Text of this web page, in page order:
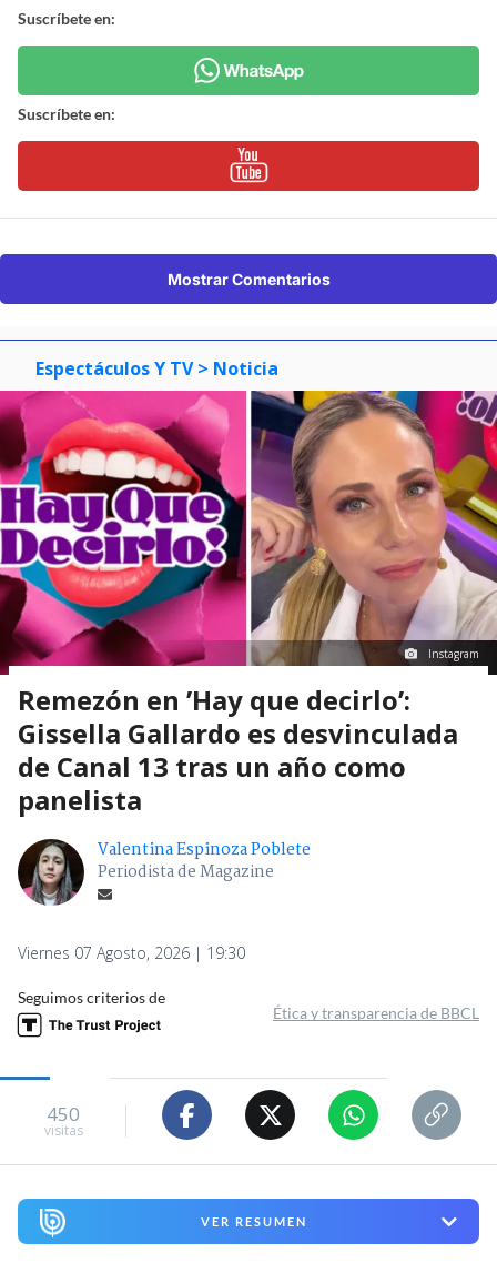
Suscríbete en:
Suscríbete en:
Mostrar Comentarios
Espectáculos Y TV > Noticia
Instagram
Remezón en ’Hay que decirlo’:
Gissella Gallardo es desvinculada
de Canal 13 tras un año como
panelista
Valentina Espinoza Poblete
Periodista de Magazine
Viernes 07 Agosto, 2026 | 19:30
Seguimos criterios de
Ética y transparencia de BBCL
450
visitas
VER RESUMEN